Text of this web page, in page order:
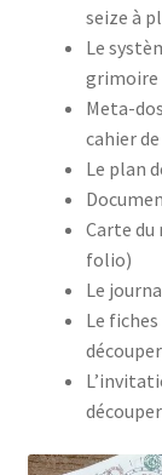
seize à
Le
grimoire
Meta-
cahier
Le plan
Carte du
folio)
Le
Le